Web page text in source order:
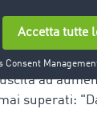
sulle
ad
superati: